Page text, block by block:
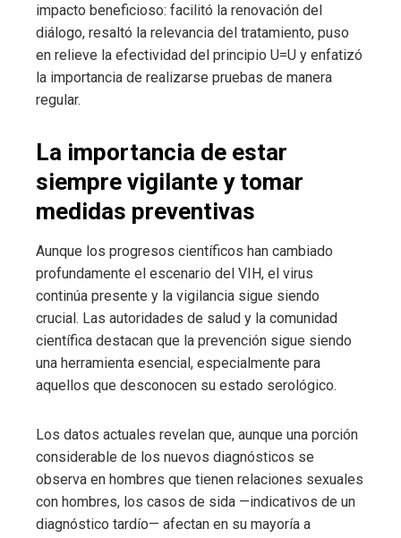
impacto beneficioso: facilitó la renovación del
diálogo, resaltó la relevancia del tratamiento, puso
en relieve la efectividad del principio U=U y enfatizó
la importancia de realizarse pruebas de manera
regular.
La importancia de estar
siempre vigilante y tomar
medidas preventivas
Aunque los progresos científicos han cambiado
profundamente el escenario del VIH, el virus
continúa presente y la vigilancia sigue siendo
crucial. Las autoridades de salud y la comunidad
científica destacan que la prevención sigue siendo
una herramienta esencial, especialmente para
aquellos que desconocen su estado serológico.
Los datos actuales revelan que, aunque una porción
considerable de los nuevos diagnósticos se
observa en hombres que tienen relaciones sexuales
con hombres, los casos de sida —indicativos de un
diagnóstico tardío— afectan en su mayoría a